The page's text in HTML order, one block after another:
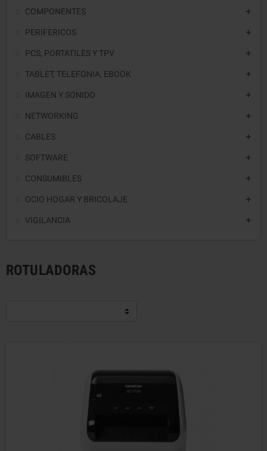
COMPONENTES 
PERIFERICOS 
PCS, PORTATILES Y TPV 
TABLET, TELEFONIA, EBOOK 
IMAGEN Y SONIDO 
NETWORKING 
CABLES 
SOFTWARE 
CONSUMIBLES 
OCIO HOGAR Y BRICOLAJE 
VIGILANCIA 
ROTULADORAS